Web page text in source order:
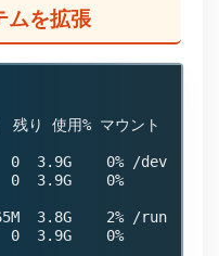
を拡張
り 使用% マウント
3.9G    0% /dev
3.9G    0%
3.8G    2% /run
3.9G    0%